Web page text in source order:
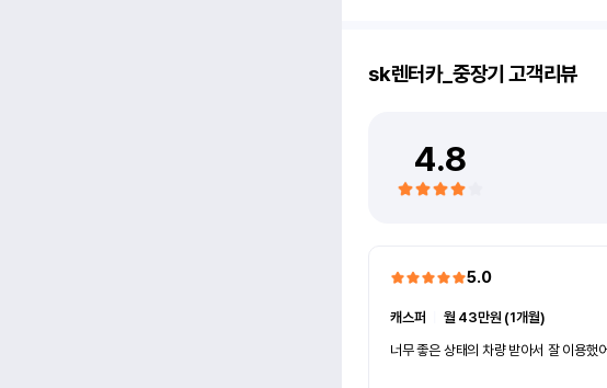
sk렌터카_중장기 고객리뷰
4.8
5.0
캐스퍼
월 43만원 (1개월)
너무 좋은 상태의 차량 받아서 잘 이용했